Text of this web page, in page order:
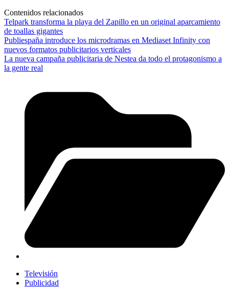
Contenidos relacionados
Telpark transforma la playa del Zapillo en un original aparcamiento
de toallas gigantes
Publiespaña introduce los microdramas en Mediaset Infinity con
nuevos formatos publicitarios verticales
La nueva campaña publicitaria de Nestea da todo el protagonismo a
la gente real
Televisión
Publicidad